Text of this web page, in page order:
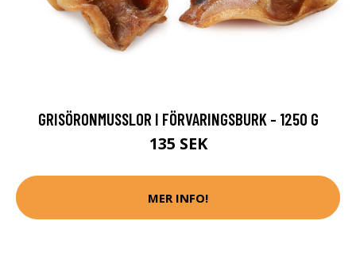
GRISÖRONMUSSLOR I FÖRVARINGSBURK - 1250 G
135 SEK
MER INFO!